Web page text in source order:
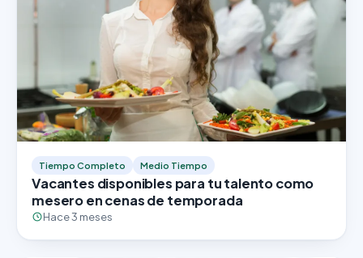
Tiempo Completo Medio Tiempo
Vacantes disponibles para tu talento como
mesero en cenas de temporada
Hace 3 meses